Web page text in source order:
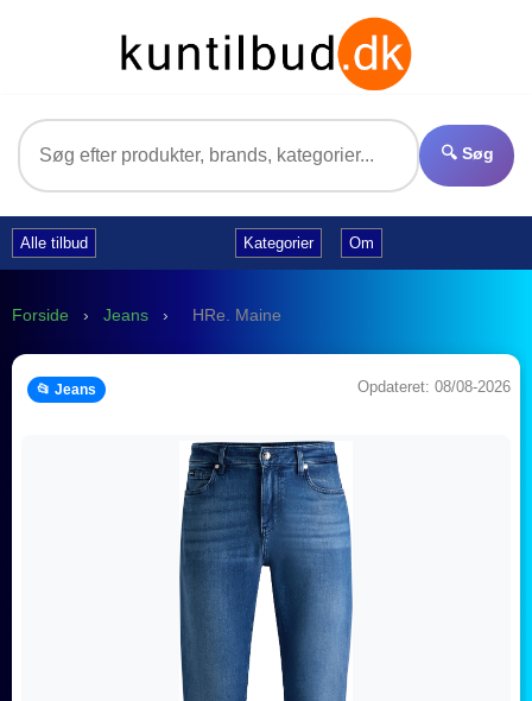
🔍 Søg
Alle tilbud Kategorier Om
Forside › Jeans › HRe. Maine
📂 Jeans Opdateret: 08/08-2026